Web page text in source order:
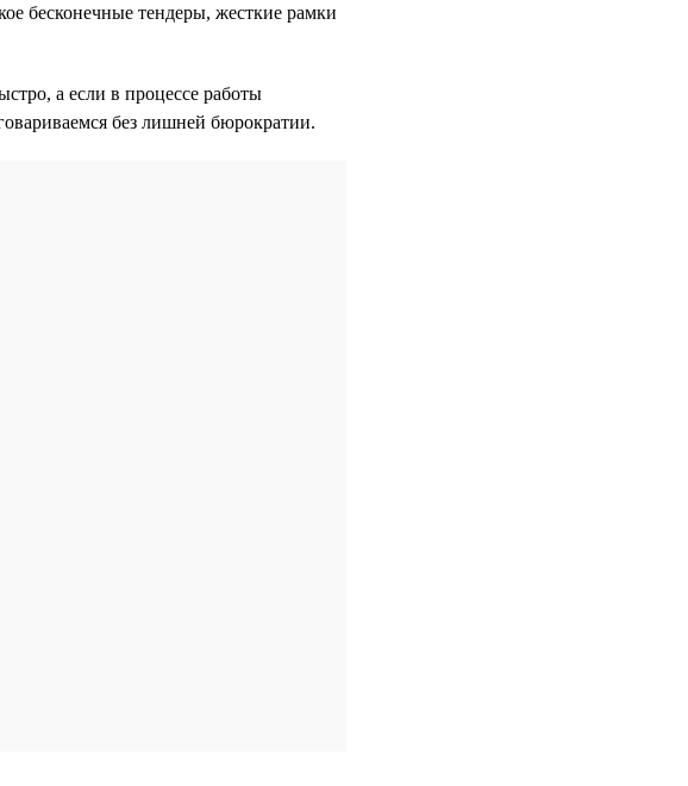
бесконечные тендеры, жесткие рамки
а если в процессе работы
без лишней бюрократии.